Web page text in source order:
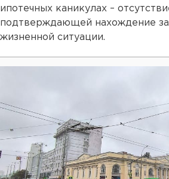
ипотечных каникулах –
подтверждающей нахождение
жизненной ситуации.